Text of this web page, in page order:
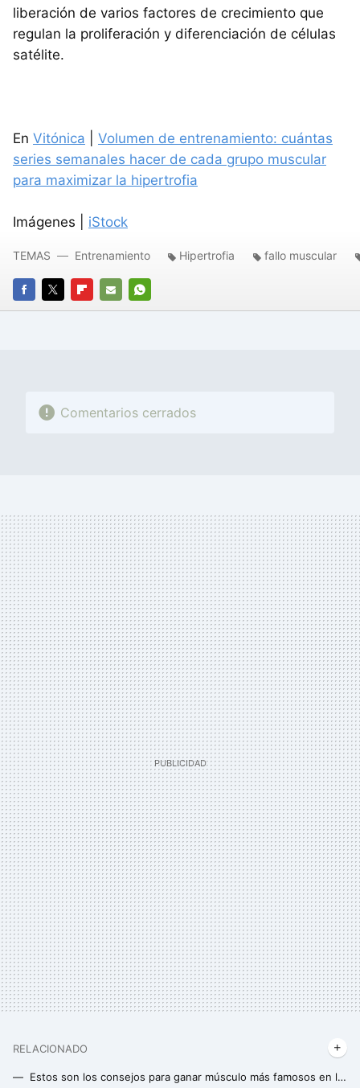
liberación de varios factores de crecimiento que
regulan la proliferación y diferenciación de células
satélite.
En Vitónica
Volumen de entrenamiento: cuántas
series semanales hacer de cada grupo muscular
para maximizar la hipertrofia
Imágenes | iStock
FACEBOOK
TWITTERFLIPBOARD
E-
WHATSAPP
TEMAS Entrenamiento Hipertrofia fallo muscular
Comentarios cerrados
RELACIONADO
Estos son los consejos para ganar músculo más famosos en las redes sociales: te contamos cuáles funcionan realmente